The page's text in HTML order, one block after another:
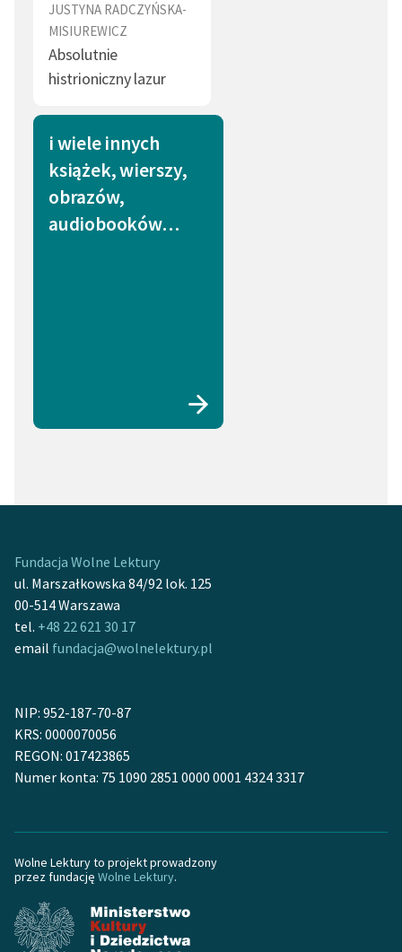
JUSTYNA RADCZYŃSKA-
MISIUREWICZ
Absolutnie
histrioniczny lazur
i wiele innych
książek, wierszy,
obrazów,
audiobooków…
Fundacja Wolne Lektury
ul. Marszałkowska 84/92 lok. 125
00-514 Warszawa
tel. +48 22 621 30 17
email fundacja@wolnelektury.pl
NIP: 952-187-70-87
KRS: 0000070056
REGON: 017423865
Numer konta: 75 1090 2851 0000 0001 4324 3317
Wolne Lektury to projekt prowadzony
przez fundację Wolne Lektury.